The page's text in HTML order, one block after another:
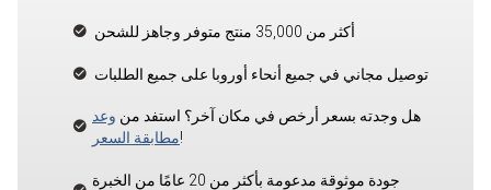
أكثر من 35,000 منتج متوفر وجاهز للشحن
توصيل مجاني في جميع أنحاء أوروبا على جميع الطلبات
هل وجدته بسعر أرخص في مكان آخر؟ استفد من وعد
مطابقة السعر!
جودة موثوقة مدعومة بأكثر من 20 عامًا من الخبرة